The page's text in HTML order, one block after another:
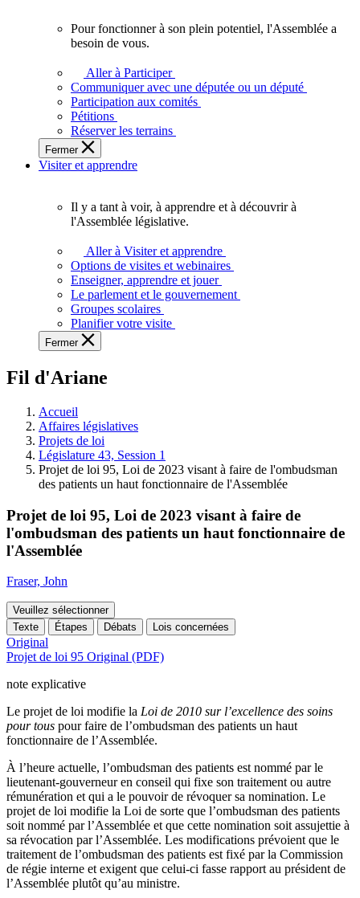
plein
potentiel,
l'Assemblée
a
besoin
de
Pour fonctionner à son plein potentiel, l'Assemblée a
besoin de vous.
Aller à Participer
Communiquer avec une députée ou un député
Participation aux comités
Pétitions
Réserver les terrains
Fermer
Visiter et apprendre
voir,
apprendre
et
à
à
législative.
Il y a tant à voir, à apprendre et à découvrir à
l'Assemblée législative.
Aller à Visiter et apprendre
Options de visites et webinaires
Enseigner, apprendre et jouer
Le parlement et le gouvernement
Groupes scolaires
Planifier votre visite
Fermer
Fil d'Ariane
Accueil
Affaires législatives
Projets de loi
Législature 43, Session 1
Projet de loi 95, Loi de 2023 visant à faire de l'ombudsman
des patients un haut fonctionnaire de l'Assemblée
Projet de loi 95, Loi de 2023 visant à faire de
l'ombudsman des patients un haut fonctionnaire de
l'Assemblée
Fraser, John
Veuillez sélectionner
Texte
Étapes Débats Lois concernées
Original
Projet de loi 95 Original (PDF)
note explicative
Le projet de loi modifie la Loi de 2010 sur l’excellence des soins
pour tous pour faire de l’ombudsman des patients un haut
fonctionnaire de l’Assemblée.
À l’heure actuelle, l’ombudsman des patients est nommé par le
lieutenant-gouverneur en conseil qui fixe son traitement ou autre
rémunération et qui a le pouvoir de révoquer sa nomination. Le
projet de loi modifie la Loi de sorte que l’ombudsman des patients
soit nommé par l’Assemblée et que cette nomination soit assujettie à
sa révocation par l’Assemblée. Les modifications prévoient que le
traitement de l’ombudsman des patients est fixé par la Commission
de régie interne et exigent que celui-ci fasse rapport au président de
l’Assemblée plutôt qu’au ministre.